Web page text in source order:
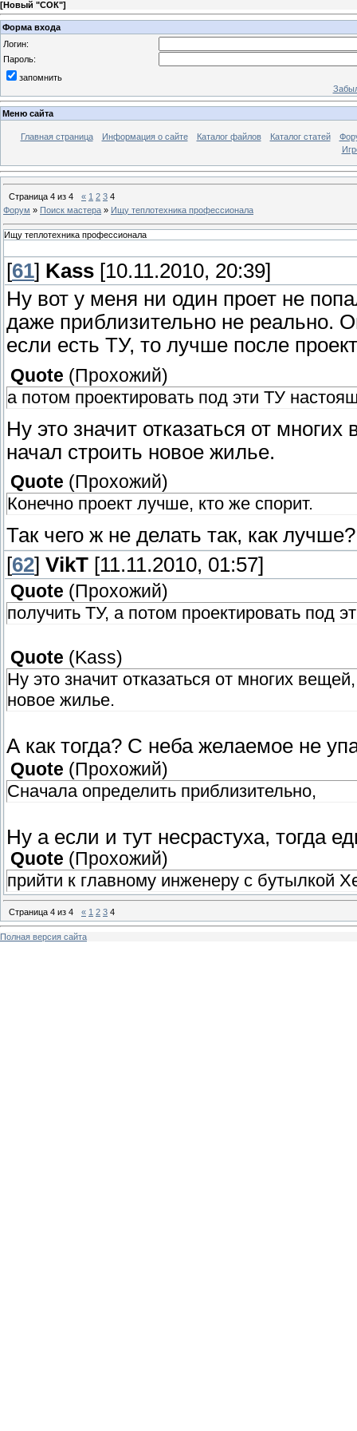
[Новый "СОК"]
Форма входа
Логин:
Пароль:
запомнить
Меню сайта
Главная страница Информация о сайте Каталог файлов Каталог статей
Страница 4 из 4 « 1 2 3 4
Форум » Поиск мастера » Ищу теплотехника профессионала
Ищу теплотехника профессионала
[61] Kass [10.11.2010, 20:39]
Ну вот у меня ни один проет не
даже приблизительно не реально.
если есть ТУ, то лучше после
Quote (Прохожий)
а потом проектировать под эти ТУ
Ну это значит отказаться от
начал строить новое жилье.
Quote ( Прохожий)
Конечно проект лучше, кто же спорит.
Так чего ж не делать так, как
[62] VikT [11.11.2010, 01:57]
Quote ( Прохожий)
получить ТУ, а потом проектировать под
Quote ( Kass)
Ну это значит отказаться от многих
новое жилье.
А как тогда? С неба желаемое не
Quote (Прохожий)
Сначала определить приблизительно,
Ну а если и тут несрастуха, тогда
Quote (Прохожий)
прийти к главному инженеру с бутылкой
Страница 4 из 4 « 1 2 3 4
Полная версия сайта